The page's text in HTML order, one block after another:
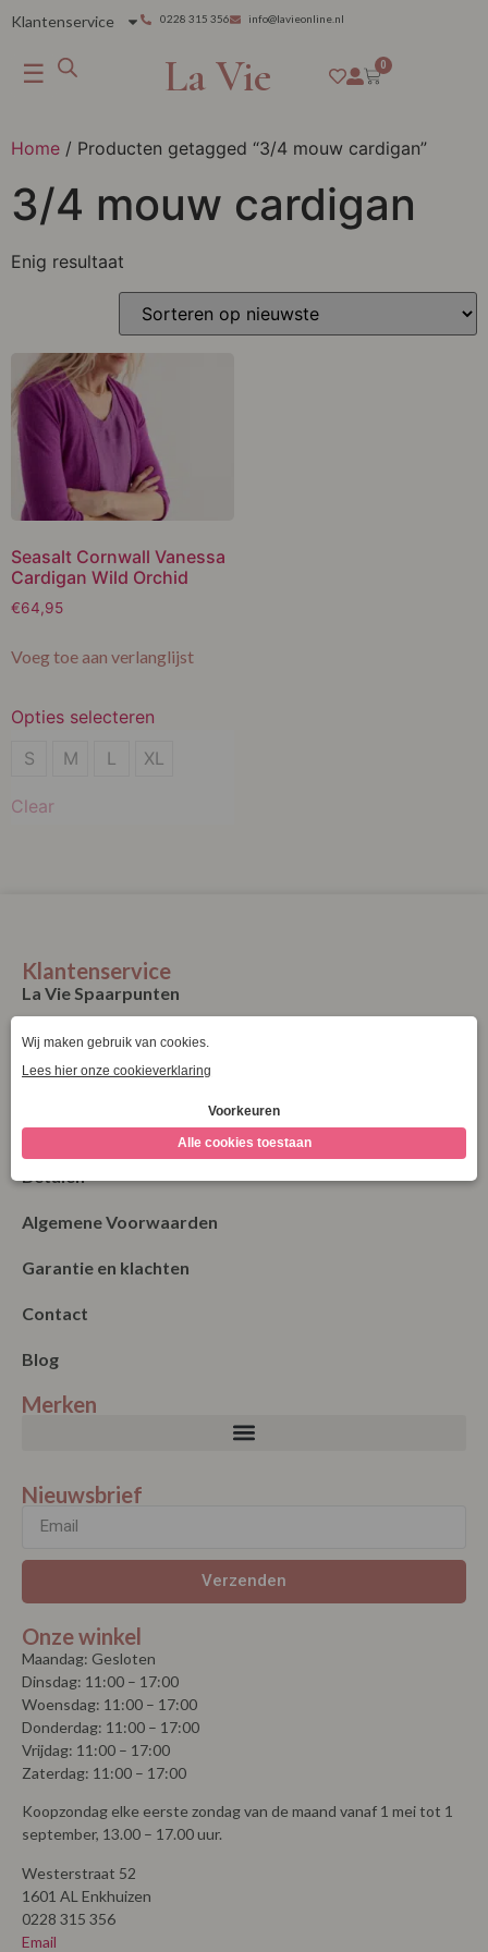
Klantenservice 0228 315 356 info@lavieonline.nl
☰ La Vie 0
Home / Producten getagged “3/4 mouw cardigan”
3/4 mouw cardigan
Enig resultaat
Seasalt Cornwall Vanessa
Cardigan Wild Orchid
€64,95
Voeg toe aan verlanglijst
Opties selecteren
S
M
S M L XL
Clear
Klantenservice
La Vie Spaarpunten
Verzending & Levering
Retourneren
Bestellen
Algemene Voorwaarden
Garantie en klachten
Contact
Blog
Merken
Nieuwsbrief
Verzenden
Onze winkel
Maandag: Gesloten
Dinsdag: 11:00 – 17:00
Woensdag: 11:00 – 17:00
Donderdag: 11:00 – 17:00
Vrijdag: 11:00 – 17:00
Zaterdag: 11:00 – 17:00
Koopzondag elke eerste zondag van de maand vanaf 1 mei tot 1
september, 13.00 – 17.00 uur.
Westerstraat 52
1601 AL Enkhuizen
0228 315 356
Email